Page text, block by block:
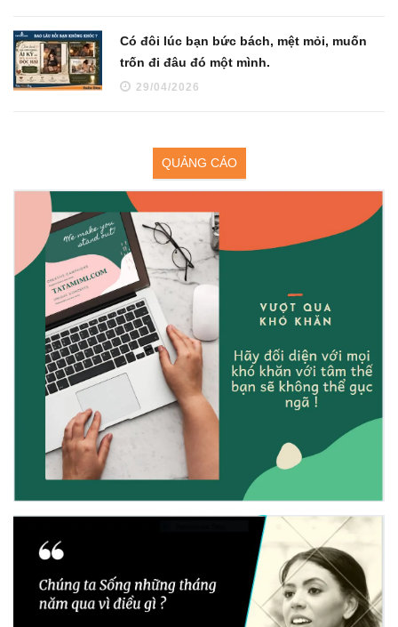
Có đôi lúc bạn bức bách, mệt mỏi, muốn
trốn đi đâu đó một mình.
29/04/2026
QUẢNG CÁO